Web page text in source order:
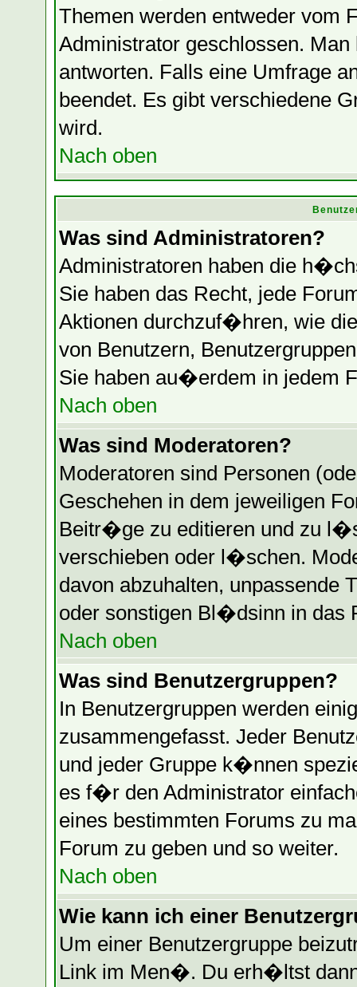
Themen werden entweder vom
Administrator geschlossen.
antworten. Falls eine Umfrage
beendet. Es gibt verschiedene
wird.
Nach oben
Was sind Administratoren?
Administratoren haben die
Sie haben das Recht, jede
Aktionen durchzuf�hren, wie
von Benutzern,
Sie haben au�erdem in jedem
Nach oben
Was sind Moderatoren?
Moderatoren sind Personen
Geschehen in dem jeweiligen
Beitr�ge zu editieren und zu
verschieben oder l�schen.
davon abzuhalten, unpassende
oder sonstigen Bl�dsinn in das
Nach oben
Was sind Benutzergruppen?
In Benutzergruppen werden
zusammengefasst. Jeder
und jeder Gruppe k�nnen
es f�r den Administrator
eines bestimmten Forums zu
Forum zu geben und so weiter.
Nach oben
Wie kann ich einer
Um einer Benutzergruppe
Link im Men�. Du erh�ltst